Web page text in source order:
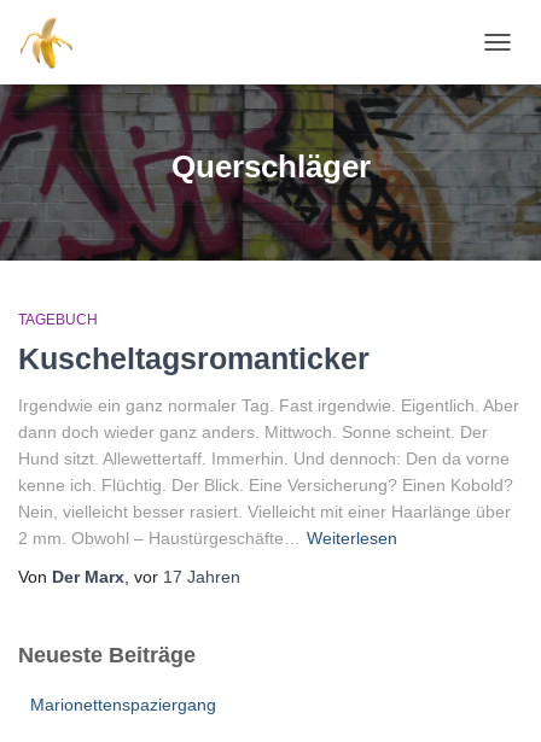
Querschläger
TAGEBUCH
Kuscheltagsromanticker
Irgendwie ein ganz normaler Tag. Fast irgendwie. Eigentlich. Aber
dann doch wieder ganz anders. Mittwoch. Sonne scheint. Der
Hund sitzt. Allewettertaff. Immerhin. Und dennoch: Den da vorne
kenne ich. Flüchtig. Der Blick. Eine Versicherung? Einen Kobold?
Nein, vielleicht besser rasiert. Vielleicht mit einer Haarlänge über
2 mm. Obwohl – Haustürgeschäfte…
Weiterlesen
Von Der Marx , vor 17 Jahren
Neueste Beiträge
Marionettenspaziergang